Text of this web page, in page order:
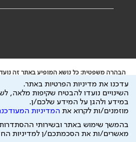
הבהרה משפטית: כל נושא המופיע באתר זה
ייעוץ רפואי או משפטי. אין הר"י אחראית
שעלול להיגרם.
ידוע לי שהר"י אוספת ושומרת מידע אישי לצורך
להיות מועבר לצדדים שלישיים, הכל בכפוף ל
פיתוח ע"י
עדכנו את מדיניות הפרטיות באתר.
השינויים נועדו להבטיח שקיפות מלאה,
במידע ולהגן על המידע שלכם/ן.
מוזמנים/ות לקרוא את המדיניות
בהמשך שימוש באתר ובשירותי
מאשרים/ות את הסכמתכם/ן למדיניות